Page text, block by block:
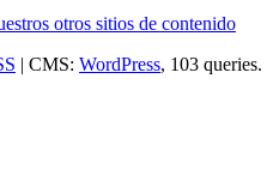
otros sitios de contenido
| CMS: WordPress, 103 queries.